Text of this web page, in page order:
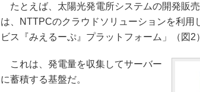
たとえば、太陽光発電所システムの開発販
は、NTTPCのクラウドソリューションを利用
ビス『みえるーぷ』プラットフォーム」（図2
これは、発電量を収集してサーバー
に蓄積する基盤だ。